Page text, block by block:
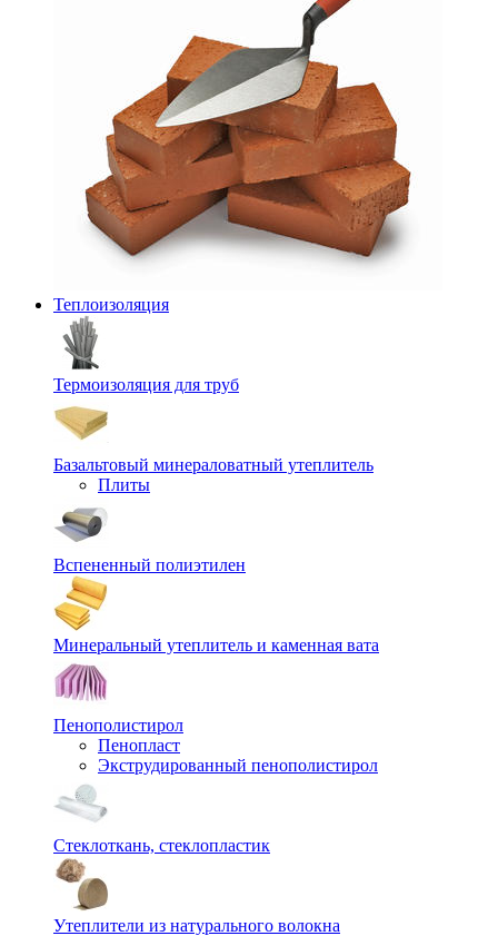
Теплоизоляция
Термоизоляция для труб
Базальтовый минераловатный утеплитель
Плиты
Вспененный полиэтилен
Минеральный утеплитель и каменная вата
Пенополистирол
Пенопласт
Экструдированный пенополистирол
Стеклоткань, стеклопластик
Утеплители из натурального волокна